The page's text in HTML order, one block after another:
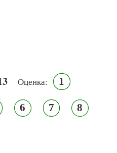
Оценка: 1
6 7 8